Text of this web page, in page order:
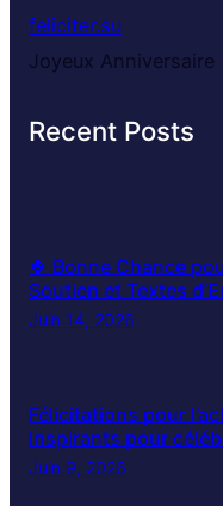
feliciter.su
Joyeux Anniversaire
Recent Posts
🍀 Bonne Chance
Soutien et Textes
Juin 14, 2026
Félicitations pour
inspirants pour
Juin 9, 2026